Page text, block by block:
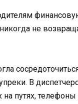
не
В
путях,